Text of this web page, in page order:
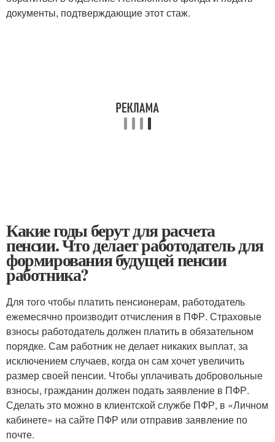
документы, подтверждающие этот стаж.
Какие годы берут для расчета
пенсии. Что делает работодатель для
формирования будущей пенсии
работника?
Для того чтобы платить пенсионерам, работодатель
ежемесячно производит отчисления в ПФР. Страховые
взносы работодатель должен платить в обязательном
порядке. Сам работник не делает никаких выплат, за
исключением случаев, когда он сам хочет увеличить
размер своей пенсии. Чтобы уплачивать добровольные
взносы, гражданин должен подать заявление в ПФР.
Сделать это можно в клиентской службе ПФР, в «Личном
кабинете» на сайте ПФР или отправив заявление по
почте.